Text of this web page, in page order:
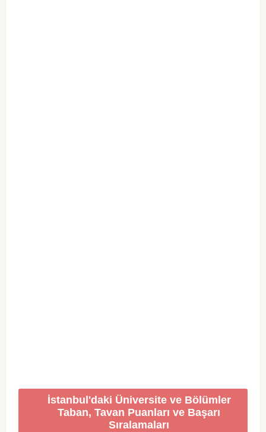
İstanbul'daki Üniversite ve Bölümler
Taban, Tavan Puanları ve Başarı
Sıralamaları